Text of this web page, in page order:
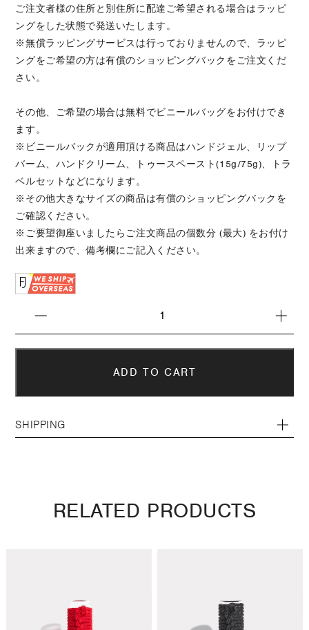
ご注文者様の住所と別住所に配達ご希望される場合はラッピ
ングをした状態で発送いたします。
※無償ラッピングサービスは行っておりませんので、ラッピ
ングをご希望の方は有償のショッピングバックをご注文くだ
さい。
その他、ご希望の場合は無料でビニールバッグをお付けでき
ます。
※ビニールバックが適用頂ける商品はハンドジェル、リップ
バーム、ハンドクリーム、トゥースペースト(15g/75g)、トラ
ベルセットなどになります。
※その他大きなサイズの商品は有償のショッピングバックを
ご確認ください。
※ご要望御座いましたらご注文商品の個数分 (最大) をお付け
出来ますので、備考欄にご記入ください。
SHIPPING
RELATED PRODUCTS